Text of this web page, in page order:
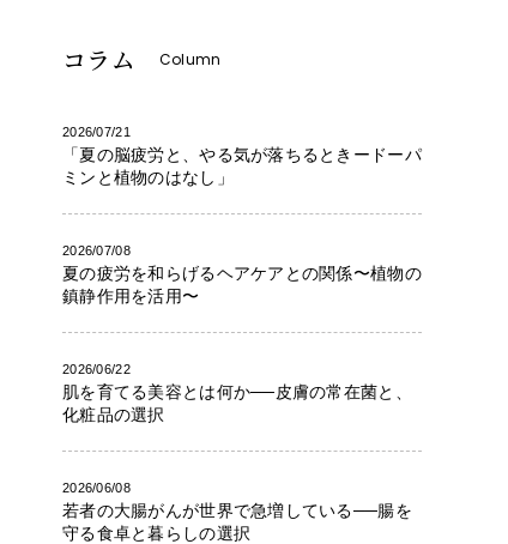
コラム Column
2026/07/21
「夏の脳疲労と、やる気が落ちるときードーパ
ミンと植物のはなし」
2026/07/08
夏の疲労を和らげるヘアケアとの関係〜植物の
鎮静作用を活用〜
2026/06/22
肌を育てる美容とは何か──皮膚の常在菌と、
化粧品の選択
2026/06/08
若者の大腸がんが世界で急増している──腸を
守る食卓と暮らしの選択